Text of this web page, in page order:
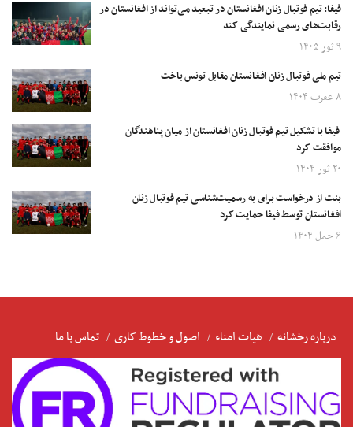
فیفا: تیم فوتبال زنان افغانستان در تبعید می‌تواند از افغانستان در
رقابت‌های رسمی نمایندگی کند
۹ ثور ۱۴۰۵
تیم ملی فوتبال زنان افغانستان مقابل تونس باخت
۸ عقرب ۱۴۰۴
فیفا با تشکیل تیم فوتبال زنان افغانستان از میان پناهندگان
موافقت کرد
۲۰ ثور ۱۴۰۴
بنت از درخواست برای به‌ رسمیت‌شناسی تیم فوتبال زنان
افغانستان توسط فیفا حمایت کرد
۶ حمل ۱۴۰۴
درباره رخشانه هیات امناء اصول و خطوط کاری تماس با ما